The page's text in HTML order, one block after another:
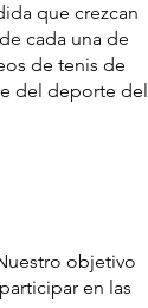
que crezcan
cada una de
de tenis de
del deporte del
objetivo
en las